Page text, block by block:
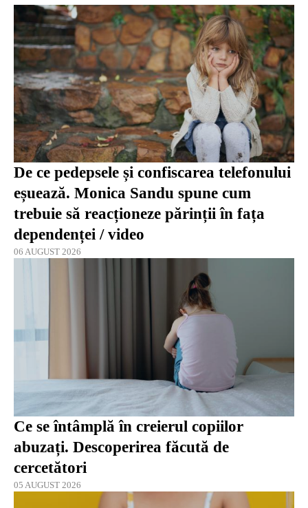
De ce pedepsele și confiscarea telefonului
eșuează. Monica Sandu spune cum
trebuie să reacționeze părinții în fața
dependenței / video
06 AUGUST 2026
Ce se întâmplă în creierul copiilor
abuzați. Descoperirea făcută de
cercetători
05 AUGUST 2026